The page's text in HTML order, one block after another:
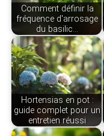
Comment définir la
fréquence d'arrosage
du basilic…
Hortensias en pot :
guide complet pour un
entretien réussi